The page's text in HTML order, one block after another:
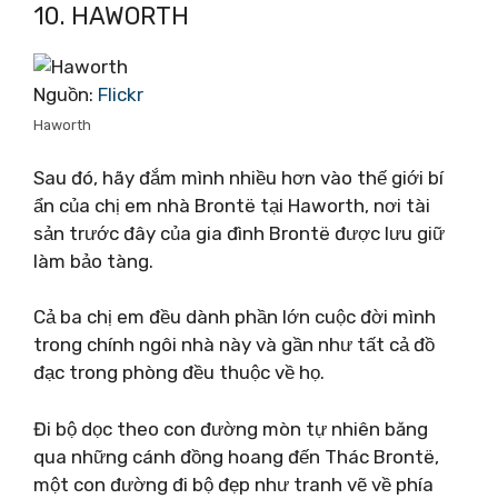
10. HAWORTH
Nguồn: Flickr
Haworth
Sau đó, hãy đắm mình nhiều hơn vào thế giới bí
ẩn của chị em nhà Brontë tại Haworth, nơi tài
sản trước đây của gia đình Brontë được lưu giữ
làm bảo tàng.
Cả ba chị em đều dành phần lớn cuộc đời mình
trong chính ngôi nhà này và gần như tất cả đồ
đạc trong phòng đều thuộc về họ.
Đi bộ dọc theo con đường mòn tự nhiên băng
qua những cánh đồng hoang đến Thác Brontë,
một con đường đi bộ đẹp như tranh vẽ về phía